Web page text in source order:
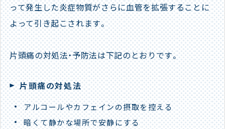
って発生した炎症物質がさらに血管を拡張することに
よって引き起こされます。
片頭痛の対処法・予防法は下記のとおりです。
片頭痛の対処法
アルコールやカフェインの摂取を控える
暗くて静かな場所で安静にする